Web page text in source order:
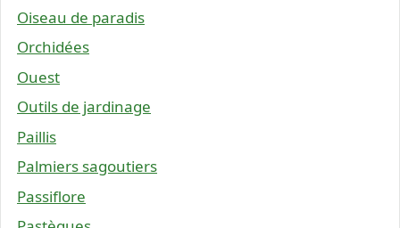
Oiseau de paradis
Orchidées
Ouest
Outils de jardinage
Paillis
Palmiers sagoutiers
Passiflore